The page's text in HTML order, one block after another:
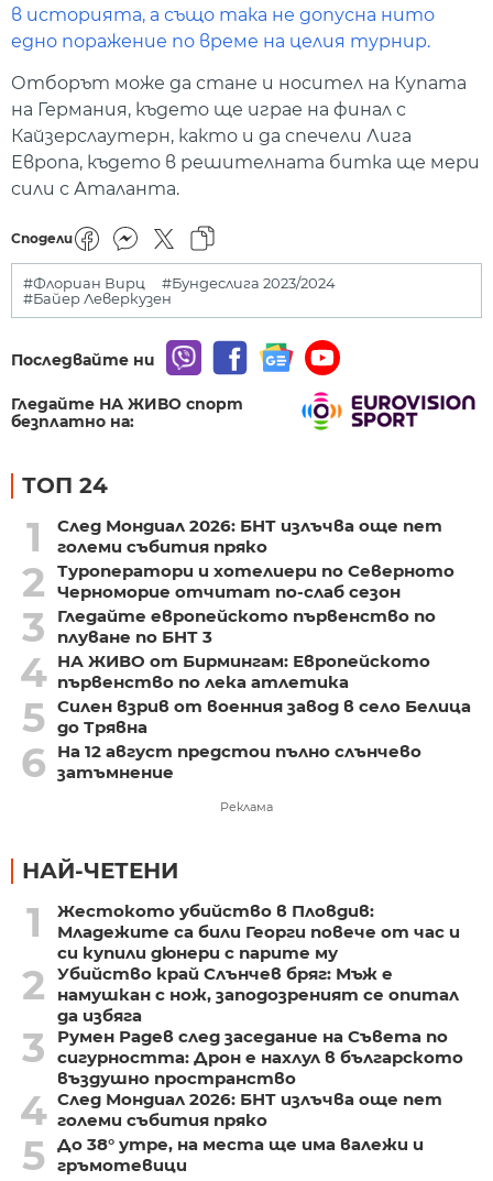
в историята, а също така не допусна нито
едно поражение по време на целия турнир.
Отборът може да стане и носител на Купата
на Германия, където ще играе на финал с
Кайзерслаутерн, както и да спечели Лига
Европа, където в решителната битка ще мери
сили с Аталанта.
Сподели
#Флориан Вирц
#Бундеслига 2023/2024
#Байер Леверкузен
Последвайте ни
Гледайте НА ЖИВО спорт
безплатно на:
ТОП 24
1
След Мондиал 2026: БНТ излъчва още пет
големи събития пряко
2
Туроператори и хотелиери по Северното
Черноморие отчитат по-слаб сезон
3
Гледайте европейското първенство по
плуване по БНТ 3
4 НА ЖИВО от Бирмингам: Европейското
първенство по лека атлетика
5 Силен взрив от военния завод в село Белица
до Трявна
6
На 12 август предстои пълно слънчево
затъмнение
Реклама
НАЙ-ЧЕТЕНИ
1
Жестокото убийство в Пловдив:
Младежите са били Георги повече от час и
си купили дюнери с парите му
2
Убийство край Слънчев бряг: Мъж е
намушкан с нож, заподозреният се опитал
да избяга
3
Румен Радев след заседание на Съвета по
сигурността: Дрон е нахлул в българското
въздушно пространство
4 След Мондиал 2026: БНТ излъчва още пет
големи събития пряко
5 До 38° утре, на места ще има валежи и
гръмотевици